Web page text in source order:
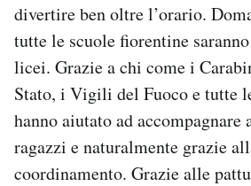
divertire ben oltre l’orario.
tutte le scuole fiorentine
licei. Grazie a chi come i
Stato, i Vigili del Fuoco e tutte
hanno aiutato ad accompagnare
ragazzi e naturalmente grazie
coordinamento. Grazie alle